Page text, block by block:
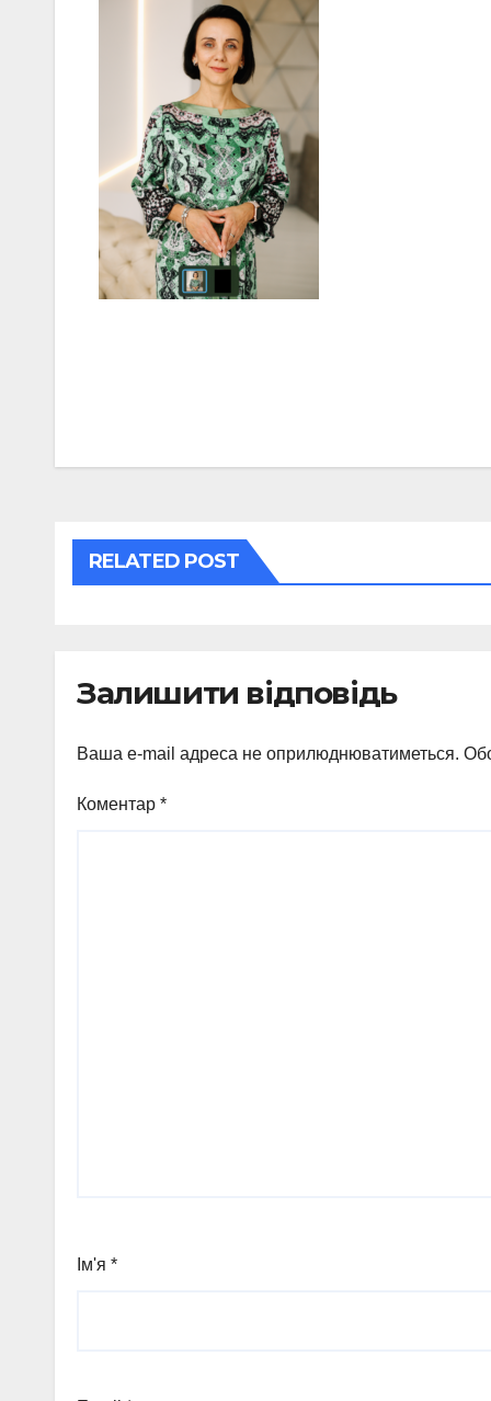
RELATED POST
Залишити відповідь
Ваша e-mail адреса не оприлюднюватиметься.
Коментар *
Ім'я *